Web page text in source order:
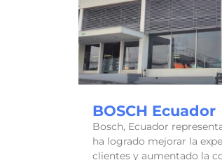
BOSCH Ecuador
Bosch, Ecuador
ha logrado mejorar la
clientes y aumentado la